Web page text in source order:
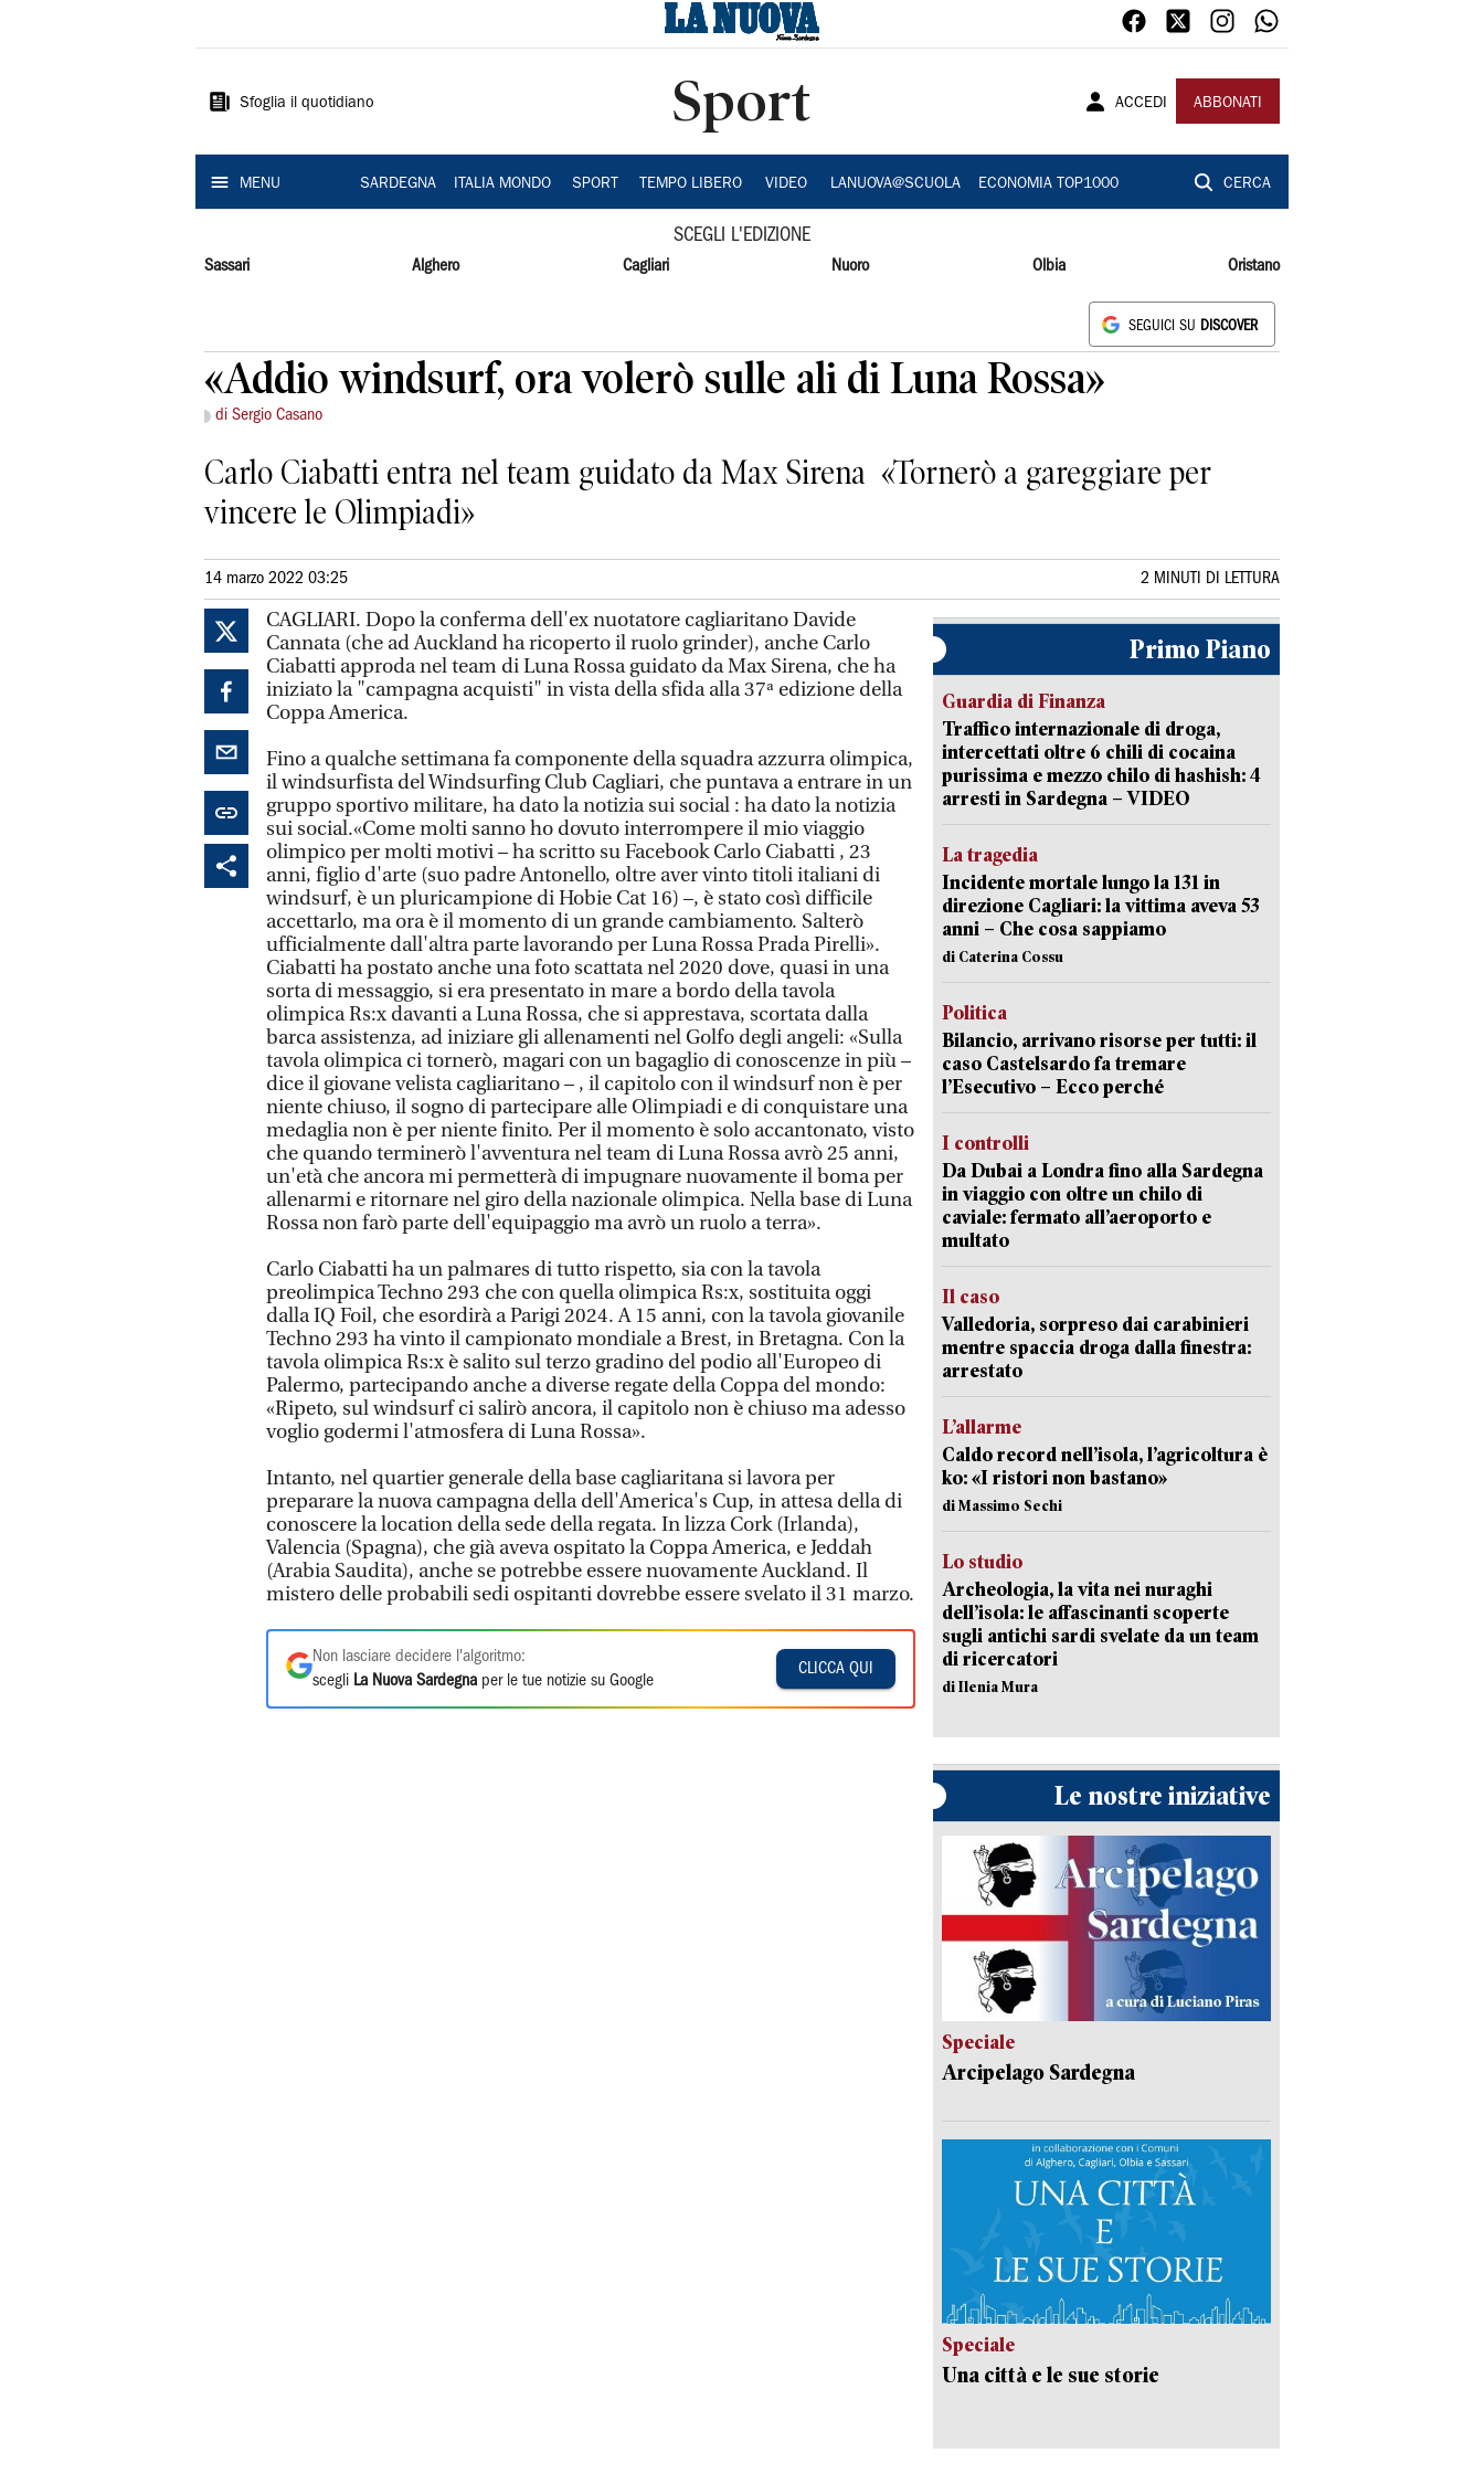
Sardegna
Sfoglia il quotidiano Sport ACCEDI ABBONATI
MENU SARDEGNA ITALIA MONDO SPORT TEMPO LIBERO VIDEO LANUOVA@SCUOLA ECONOMIA TOP1000 CERCA
SCEGLI L'EDIZIONE
Sassari Alghero Cagliari Nuoro Olbia Oristano
SEGUICI SU DISCOVER
«Addio windsurf, ora volerò sulle ali di Luna Rossa»
di Sergio Casano
Carlo Ciabatti entra nel team guidato da Max Sirena «Tornerò a gareggiare per
vincere le Olimpiadi»
14 marzo 2022 03:25 2 MINUTI DI LETTURA
CAGLIARI. Dopo la conferma dell'ex nuotatore cagliaritano Davide
Cannata (che ad Auckland ha ricoperto il ruolo grinder), anche Carlo
Ciabatti approda nel team di Luna Rossa guidato da Max Sirena, che ha
iniziato la "campagna acquisti" in vista della sfida alla 37ª edizione della
Coppa America.
Fino a qualche settimana fa componente della squadra azzurra olimpica,
il windsurfista del Windsurfing Club Cagliari, che puntava a entrare in un
gruppo sportivo militare, ha dato la notizia sui social : ha dato la notizia
sui social.«Come molti sanno ho dovuto interrompere il mio viaggio
olimpico per molti motivi – ha scritto su Facebook Carlo Ciabatti , 23
anni, figlio d'arte (suo padre Antonello, oltre aver vinto titoli italiani di
windsurf, è un pluricampione di Hobie Cat 16) –, è stato così difficile
accettarlo, ma ora è il momento di un grande cambiamento. Salterò
ufficialmente dall'altra parte lavorando per Luna Rossa Prada Pirelli».
Ciabatti ha postato anche una foto scattata nel 2020 dove, quasi in una
sorta di messaggio, si era presentato in mare a bordo della tavola
olimpica Rs:x davanti a Luna Rossa, che si apprestava, scortata dalla
barca assistenza, ad iniziare gli allenamenti nel Golfo degli angeli: «Sulla
tavola olimpica ci tornerò, magari con un bagaglio di conoscenze in più –
dice il giovane velista cagliaritano – , il capitolo con il windsurf non è per
niente chiuso, il sogno di partecipare alle Olimpiadi e di conquistare una
medaglia non è per niente finito. Per il momento è solo accantonato, visto
che quando terminerò l'avventura nel team di Luna Rossa avrò 25 anni,
un'età che ancora mi permetterà di impugnare nuovamente il boma per
allenarmi e ritornare nel giro della nazionale olimpica. Nella base di Luna
Rossa non farò parte dell'equipaggio ma avrò un ruolo a terra».
Carlo Ciabatti ha un palmares di tutto rispetto, sia con la tavola
preolimpica Techno 293 che con quella olimpica Rs:x, sostituita oggi
dalla IQ Foil, che esordirà a Parigi 2024. A 15 anni, con la tavola giovanile
Techno 293 ha vinto il campionato mondiale a Brest, in Bretagna. Con la
tavola olimpica Rs:x è salito sul terzo gradino del podio all'Europeo di
Palermo, partecipando anche a diverse regate della Coppa del mondo:
«Ripeto, sul windsurf ci salirò ancora, il capitolo non è chiuso ma adesso
voglio godermi l'atmosfera di Luna Rossa».
Intanto, nel quartier generale della base cagliaritana si lavora per
preparare la nuova campagna della dell'America's Cup, in attesa della di
conoscere la location della sede della regata. In lizza Cork (Irlanda),
Valencia (Spagna), che già aveva ospitato la Coppa America, e Jeddah
(Arabia Saudita), anche se potrebbe essere nuovamente Auckland. Il
mistero delle probabili sedi ospitanti dovrebbe essere svelato il 31 marzo.
Non lasciare decidere l'algoritmo:
scegli La Nuova Sardegna per le tue notizie su Google
CLICCA QUI
Primo Piano
Guardia di Finanza
Traffico internazionale di droga,
intercettati oltre 6 chili di cocaina
purissima e mezzo chilo di hashish: 4
arresti in Sardegna – VIDEO
La tragedia
Incidente mortale lungo la 131 in
direzione Cagliari: la vittima aveva 53
anni – Che cosa sappiamo
di Caterina Cossu
Politica
Bilancio, arrivano risorse per tutti: il
caso Castelsardo fa tremare
l’Esecutivo – Ecco perché
I controlli
Da Dubai a Londra fino alla Sardegna
in viaggio con oltre un chilo di
caviale: fermato all’aeroporto e
multato
Il caso
Valledoria, sorpreso dai carabinieri
mentre spaccia droga dalla finestra:
arrestato
L’allarme
Caldo record nell’isola, l’agricoltura è
ko: «I ristori non bastano»
di Massimo Sechi
Lo studio
Archeologia, la vita nei nuraghi
dell’isola: le affascinanti scoperte
sugli antichi sardi svelate da un team
di ricercatori
di Ilenia Mura
Le nostre iniziative
Speciale
Arcipelago Sardegna
Speciale
Una città e le sue storie